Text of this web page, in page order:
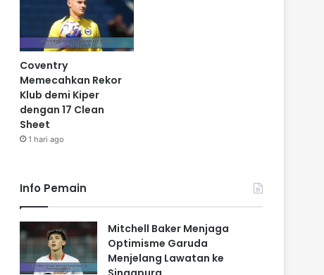
Coventry
Memecahkan Rekor
Klub demi Kiper
dengan 17 Clean
Sheet
1 hari ago
Info Pemain
Mitchell Baker Menjaga
Optimisme Garuda
Menjelang Lawatan ke